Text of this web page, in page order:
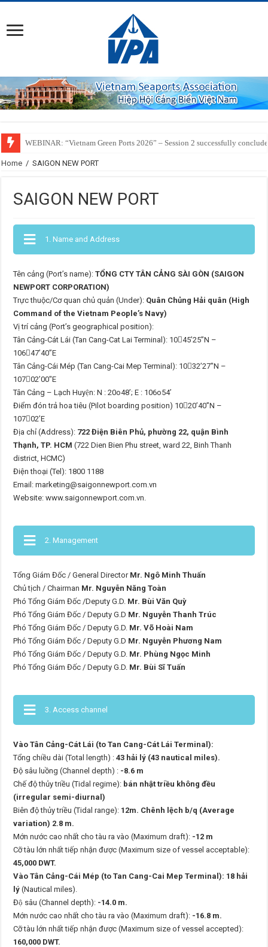
SSIT Successfully Welcomes the Inaugural Call of ZIM’s ZXB Service
Home / SAIGON NEW PORT
SAIGON NEW PORT
1. Name and Address
Tên cảng (Port’s name):TỔNG CTY TÂN CẢNG SÀI GÒN (SAIGON
NEWPORT CORPORATION)
Trực thuộc/Cơ quan chủ quản (Under): Quân Chủng Hải quân (High
Command of the Vietnam People’s Navy)
Vị trí cảng (Port’s geographical position):
Tân Cảng-Cát Lái (Tan Cang-Cat Lai Terminal): 1045’25”N –
10647’40”E
Tân Cảng-Cái Mép (Tan Cang-Cai Mep Terminal): 1032’27″N –
10702’00″E
Tân Cảng – Lạch Huyện: N : 20o48’; E : 106o54’
Điểm đón trả hoa tiêu (Pilot boarding position) 1020’40”N –
10702’E
Địa chỉ (Address): 722 Điện Biên Phủ, phường 22, quận Bình
Thạnh, TP. HCM(722 Dien Bien Phu street, ward 22, Binh Thanh
district, HCMC)
Điện thoại (Tel): 1800 1188
Email: marketing@saigonnewport.com.vn
Website: www.saigonnewport.com.vn.
2. Management
Tổng Giám Đốc / General Director Mr. Ngô Minh Thuấn
Chủ tịch / Chairman Mr. Nguyễn Năng Toàn
Phó Tổng Giám Đốc /Deputy G.D. Mr. Bùi Văn Quỳ
Phó Tổng Giám Đốc / Deputy G.D Mr. Nguyễn Thanh Trúc
Phó Tổng Giám Đốc / Deputy G.D. Mr. Võ Hoài Nam
Phó Tổng Giám Đốc / Deputy G.D Mr. Nguyễn Phương Nam
Phó Tổng Giám Đốc / Deputy G.D. Mr. Phùng Ngọc Minh
Phó Tổng Giám Đốc / Deputy G.D. Mr. Bùi Sĩ Tuấn
3. Access channel
Vào Tân Cảng-Cát Lái (to Tan Cang-Cát Lái Terminal):
Tổng chiều dài (Total length) :43 hải lý (43 nautical miles).
Độ sâu luồng (Channel depth) : -8.6 m
Chế độ thủy triều (Tidal regime): bán nhật triều không đều
(irregular semi-diurnal)
Biên độ thủy triều (Tidal range): 12m. Chênh lệch b/q (Average
variation) 2.8 m.
Mớn nước cao nhất cho tàu ra vào (Maximum draft): -12 m
Cỡ tàu lớn nhất tiếp nhận được (Maximum size of vessel acceptable):
45,000 DWT.
Vào Tân Cảng-Cái Mép (to Tan Cang-Cai Mep Terminal): 18 hải
lý (Nautical miles).
Độ sâu (Channel depth): -14.0 m.
Mớn nước cao nhất cho tàu ra vào (Maximum draft): -16.8 m.
Cỡ tàu lớn nhất tiếp nhận được (Maximum size of vessel accepted):
160,000 DWT.